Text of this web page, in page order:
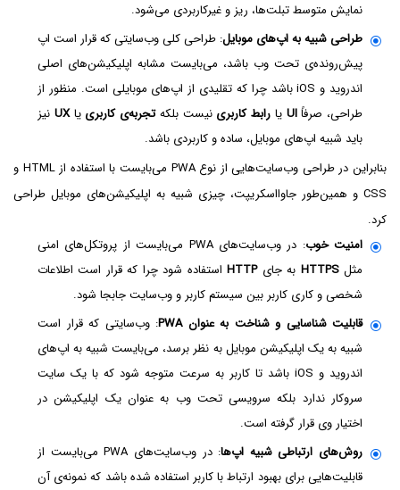
نمایش متوسط تبلت‌ها، ریز و غیرکاربردی می‌شود.
طراحی شبیه به اپ‌های موبایل: طراحی کلی وب‌سایتی که قرار است اپ
پیش‌رونده‌ی تحت وب باشد، می‌بایست مشابه اپلیکیشن‌های اصلی
اندروید و iOS باشد چرا که تقلیدی از اپ‌های موبایلی است. منظور از
طراحی، صرفاًUI یا رابط کاربری نیست بلکهتجربه‌ی کاربری یاUX نیز
باید شبیه اپ‌های موبایل، ساده و کاربردی باشد.
بنابراین در طراحی وب‌سایت‌هایی از نوع PWA می‌بایست با استفاده از HTML و
CSS و همین‌طور جاوااسکریپت، چیزی شبیه به اپلیکیشن‌های موبایل طراحی
کرد.
امنیت خوب
: در وب‌سایت‌های PWA می‌بایست از پروتکل‌های امنی
مثلHTTPS‌ به جایHTTPاستفاده شود چرا که قرار است اطلاعات
شخصی و کاری کاربر بین سیستم کاربر و وب‌سایت جابجا شود.
قابلیت شناسایی و شناخت به عنوان PWA
: وب‌سایتی که قرار است
شبیه به یک اپلیکیشن موبایل به نظر برسد، می‌بایست شبیه به اپ‌های
اندروید و iOS باشد تا کاربر به سرعت متوجه شود که با یک سایت
سروکار ندارد بلکه سرویسی تحت وب به عنوان یک اپلیکیشن در
اختیار وی قرار گرفته است.
روش‌های ارتباطی شبیه اپ‌ها
: در وب‌سایت‌های PWA می‌بایست از
قابلیت‌هایی برای بهبود ارتباط با کاربر استفاده شده باشد که نمونه‌ی آن